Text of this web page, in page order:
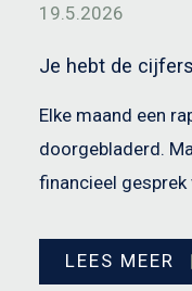
19.5.2026
Je hebt de
Elke maand een
doorgebladerd.
financieel gesprek
LEES MEER